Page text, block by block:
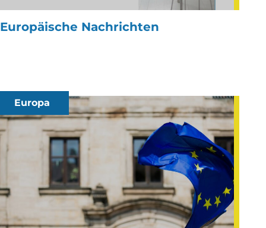
Europäische Nachrichten
Europa